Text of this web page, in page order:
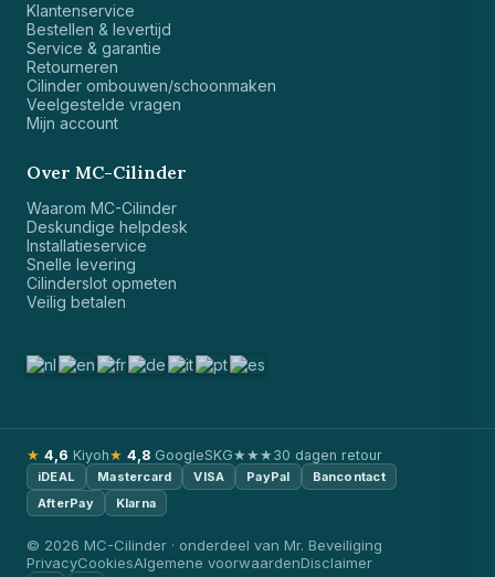
Klantenservice
Bestellen & levertijd
Service & garantie
Retourneren
Cilinder ombouwen/schoonmaken
Veelgestelde vragen
Mijn account
Over MC-Cilinder
Waarom MC-Cilinder
Deskundige helpdesk
Installatieservice
Snelle levering
Cilinderslot opmeten
Veilig betalen
★ 4,6 Kiyoh★ 4,8 GoogleSKG★★★30 dagen retour
iDEAL Mastercard VISA PayPal
Bancontact
AfterPay
Klarna
© 2026 MC-Cilinder · onderdeel van Mr. Beveiliging
PrivacyCookiesAlgemene voorwaardenDisclaimer